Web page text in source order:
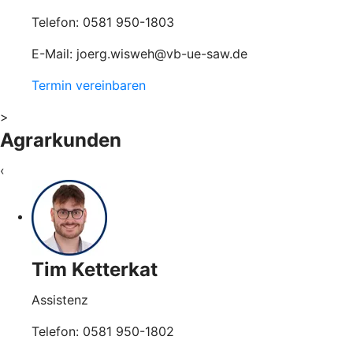
Telefon: 0581 950-1803
E-Mail: joerg.wisweh@vb-ue-saw.de
Termin vereinbaren
>
Agrarkunden
‹
Tim Ketterkat
Assistenz
Telefon: 0581 950-1802